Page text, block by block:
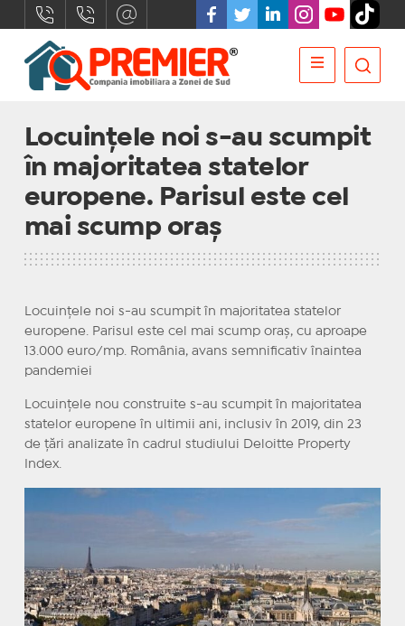
Locuinţele noi s-au scumpit
în majoritatea statelor
europene. Parisul este cel
mai scump oraș
Locuinţele noi s-au scumpit în majoritatea statelor
europene. Parisul este cel mai scump oraș, cu aproape
13.000 euro/mp. România, avans semnificativ înaintea
pandemiei
Locuinţele nou construite s-au scumpit în majoritatea
statelor europene în ultimii ani, inclusiv în 2019, din 23
de ţări analizate în cadrul studiului Deloitte Property
Index.